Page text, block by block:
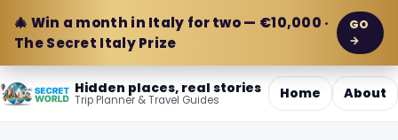
🎄 Win a month in Italy for two — €10,000 ·
The Secret Italy Prize
GO
→
Hidden places, real stories
Trip Planner & Travel Guides Home About